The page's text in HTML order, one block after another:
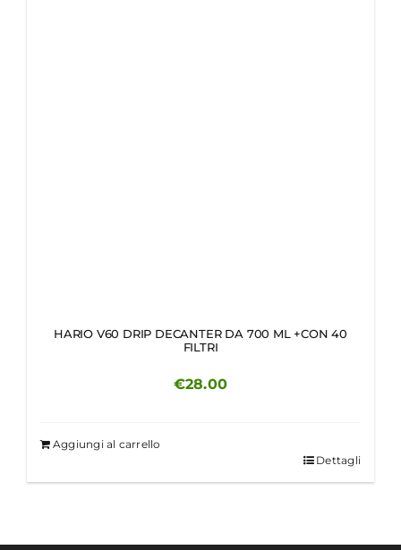
HARIO V60 DRIP DECANTER DA 700 ML +CON 40
FILTRI
€28.00
Aggiungi al carrello
Dettagli